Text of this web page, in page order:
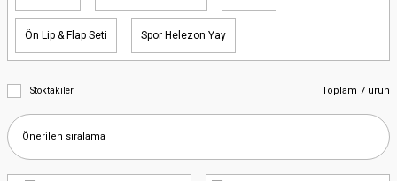
Ön Lip & Flap Seti Spor Helezon Yay
Stoktakiler Toplam 7 ürün